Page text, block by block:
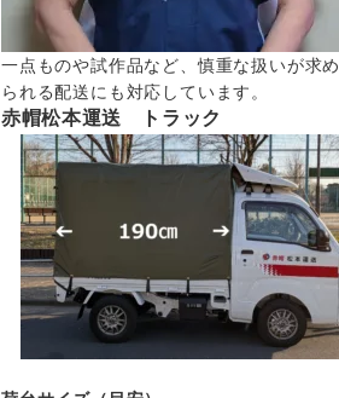
一点ものや試作品など、慎重な扱いが求め
られる配送にも対応しています。
赤帽松本運送 トラック